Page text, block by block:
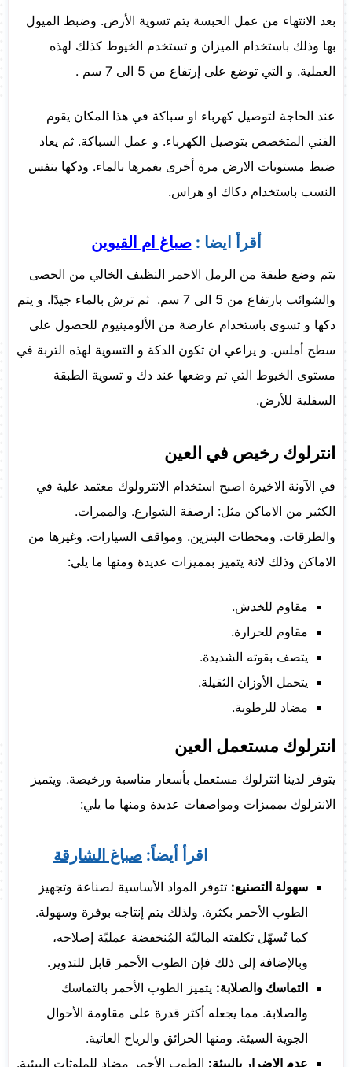
بعد الانتهاء من عمل الحبسة يتم تسوية الأرض. وضبط الميول
بها وذلك باستخدام الميزان و تستخدم الخيوط كذلك لهذه
العملية. و التي توضع على إرتفاع من 5 الى 7 سم .
عند الحاجة لتوصيل كهرباء او سباكة في هذا المكان يقوم
الفني المتخصص بتوصيل الكهرباء. و عمل السباكة. ثم يعاد
ضبط مستويات الارض مرة أخرى بغمرها بالماء. ودكها بنفس
النسب باستخدام دكاك او هراس.
أقرأ ايضا :صباغ ام القيوين
يتم وضع طبقة من الرمل الاحمر النظيف الخالي من الحصى
والشوائب بارتفاع من 5 الى 7 سم. ثم ترش بالماء جيدًا. و يتم
دكها و تسوى باستخدام عارضة من الألومينيوم للحصول على
سطح أملس. و يراعي ان تكون الدكة و التسوية لهذه التربة في
مستوى الخيوط التي تم وضعها عند دك و تسوية الطبقة
السفلية للأرض.
انترلوك رخيص في العين
في الآونة الاخيرة اصبح استخدام الانترولوك معتمد علية في
الكثير من الاماكن مثل: ارصفة الشوارع. والممرات.
والطرقات. ومحطات البنزين. ومواقف السيارات. وغيرها من
الاماكن وذلك لانة يتميز بمميزات عديدة ومنها ما يلي:
مقاوم للخدش.
مقاوم للحرارة.
يتصف بقوته الشديدة.
يتحمل الأوزان الثقيلة.
مضاد للرطوبة.
انترلوك مستعمل العين
يتوفر لدينا انترلوك مستعمل بأسعار مناسبة ورخيصة. ويتميز
الانترلوك بمميزات ومواصفات عديدة ومنها ما يلي:
اقرأ أيضاً: صباغ الشارقة
سهولة التصنيع: تتوفر المواد الأساسية لصناعة وتجهيز
الطوب الأحمر بكثرة. ولذلك يتم إنتاجه بوفرة وسهولة.
كما تُسهّل تكلفته الماليّة المُنخفضة عمليّة إصلاحه،
وبالإضافة إلى ذلك فإن الطوب الأحمر قابل للتدوير.
التماسك والصلابة: يتميز الطوب الأحمر بالتماسك
والصلابة. مما يجعله أكثر قدرة على مقاومة الأحوال
الجوية السيئة. ومنها الحرائق والرياح العاتية.
عدم الإضرار بالبيئة: الطوب الأحمر مضاد للملوثات البيئية.